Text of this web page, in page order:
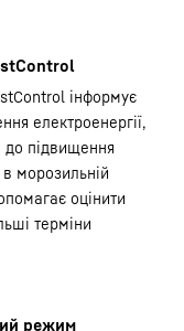
інформує
електроенергії,
підвищення
морозильній
оцінити
терміни
режим